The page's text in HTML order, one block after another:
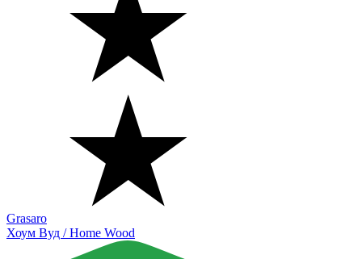
Grasaro
Хоум Вуд / Home Wood